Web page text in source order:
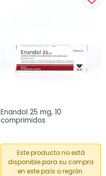
Enandol 25 mg, 10
comprimidos
Este producto no está
disponible para su compra
en este país o región.